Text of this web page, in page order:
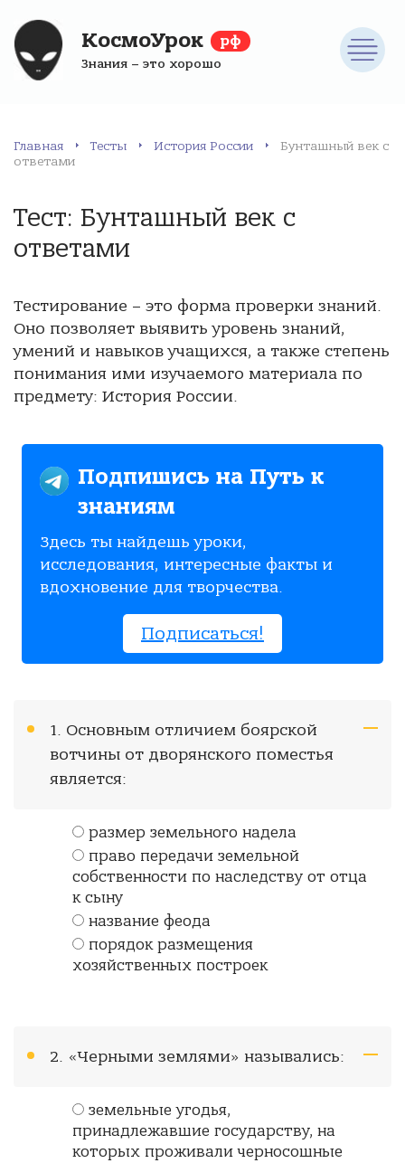
КосмоУрок рф
Знания – это хорошо
Главная Тесты История России
Бунташный век с
ответами
Тест: Бунташный век с
ответами
Тестирование – это форма проверки знаний.
Оно позволяет выявить уровень знаний,
умений и навыков учащихся, а также степень
понимания ими изучаемого материала по
предмету: История России.
Подпишись на Путь к
знаниям
Здесь ты найдешь уроки,
исследования, интересные факты и
вдохновение для творчества.
Подписаться!
1. Основным отличием боярской
вотчины от дворянского поместья
является:
размер земельного надела
право передачи земельной
собственности по наследству от отца
к сыну
название феода
порядок размещения
хозяйственных построек
2. «Черными землями» назывались:
земельные угодья,
принадлежавшие государству, на
которых проживали черносошные